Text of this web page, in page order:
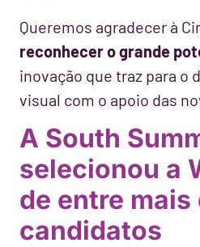
Queremos agradecer à
reconhecer o grande
inovação que traz para o
visual com o apoio das
A South
selecionou a
de entre
candidatos